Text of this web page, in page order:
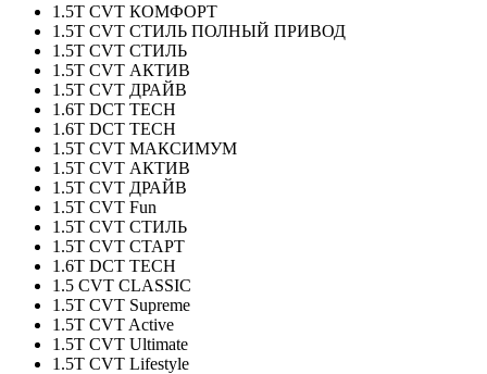
1.5T CVT КОМФОРТ
1.5T CVT СТИЛЬ ПОЛНЫЙ ПРИВОД
1.5T CVT СТИЛЬ
1.5T CVT АКТИВ
1.5T CVT ДРАЙВ
1.6T DCT TECH
1.6T DCT TECH
1.5T CVT МАКСИМУМ
1.5T CVT АКТИВ
1.5T CVT ДРАЙВ
1.5T CVT Fun
1.5T CVT СТИЛЬ
1.5T CVT СТАРТ
1.6T DCT TECH
1.5 CVT CLASSIC
1.5T CVT Supreme
1.5T CVT Active
1.5T CVT Ultimate
1.5T CVT Lifestyle